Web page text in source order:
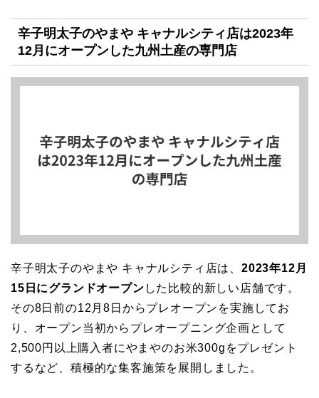
辛子明太子のやまや キャナルシティ店は2023年
12月にオープンした九州土産の専門店
辛子明太子のやまや キャナルシティ店は、 2023年12月
15日にグランドオープン した比較的新しい店舗です。
その8日前の12月8日からプレオープンを実施してお
り、オープン当初からプレオープニング企画として
2,500円以上購入者にやまやのお米300gをプレゼント
するなど、積極的な集客施策を展開しました。